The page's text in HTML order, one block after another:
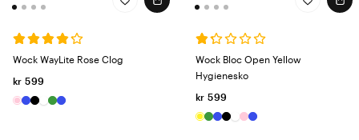
Wock WayLite Rose Clog
kr 599
Wock Bloc Open Yellow
Hygienesko
kr 599